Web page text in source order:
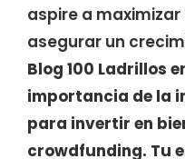
aspire a
asegurar un
Blog 100 Ladrillos
importancia de la
para invertir en
crowdfunding. Tu